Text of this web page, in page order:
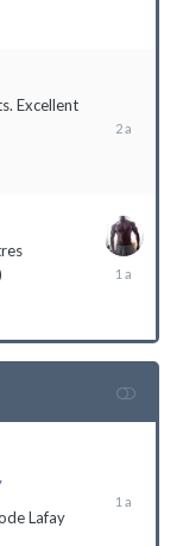
Excellent
2022
10
Lafay
2023